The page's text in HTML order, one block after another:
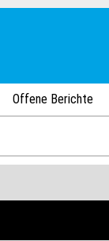
Offene Berichte